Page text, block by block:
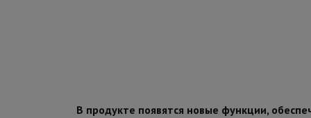
В продукте появятся новые функции,